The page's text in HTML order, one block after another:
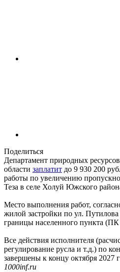
Поделиться
Департамент природных
области заплатит до 9 930 200
работы по увеличению
Теза в селе Холуй Южского
Место выполнения работ,
жилой застройки по ул.
границы населенного пункта (ПК
Все действия исполнителя
регулирование русла и т.д.) по
завершены к концу октября 2027
1000inf.ru